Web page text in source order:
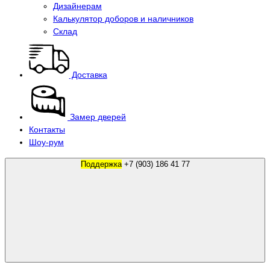
Дизайнерам
Калькулятор доборов и наличников
Склад
Доставка
Замер дверей
Контакты
Шоу-рум
Поддержка +7 (903) 186 41 77